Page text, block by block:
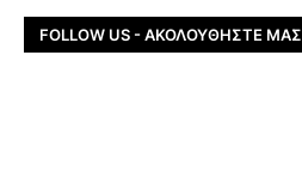
FOLLOW US - ΑΚΟΛΟΥΘΉΣΤΕ ΜΑΣ